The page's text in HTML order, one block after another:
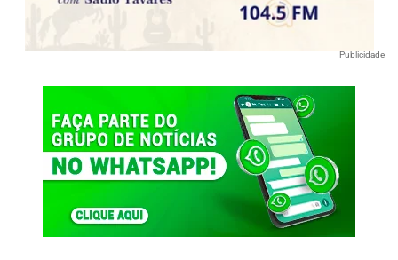
Publicidade